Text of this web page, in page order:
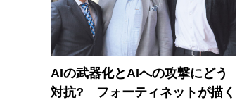
AIの武器化とAIへの攻撃にどう
対抗? フォーティネットが描く